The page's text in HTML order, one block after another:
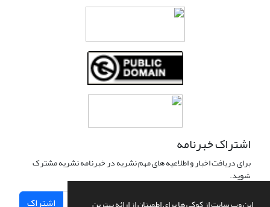
اشتراک خبرنامه
برای دریافت اخبار و اطلاعیه های مهم نشریه در خبرنامه نشریه مشترک
شوید.
اشتراک